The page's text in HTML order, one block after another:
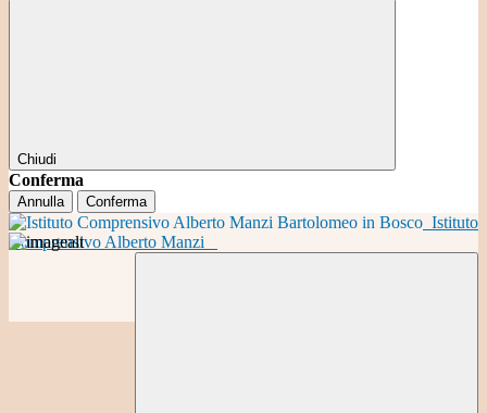
Chiudi
Conferma
Annulla Conferma
Istituto
Comprensivo Alberto Manzi